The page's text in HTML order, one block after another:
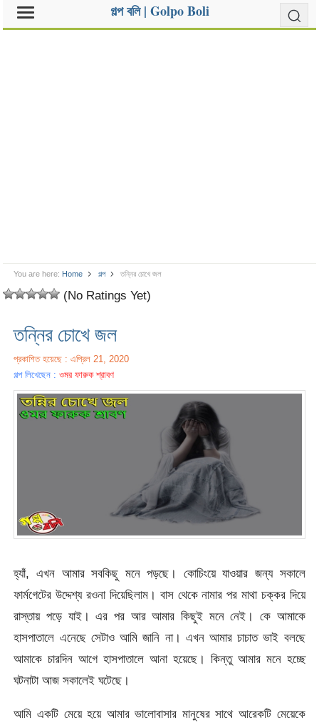
গল্প বলি | Golpo Boli
You are here: Home গল্প তন্নির চোখে জল
(No Ratings Yet)
তন্নির চোখে জল
প্রকাশিত হয়েছে : এপ্রিল 21, 2020
গল্প লিখেছেন :ওমর ফারুক শ্রাবণ
হ্যাঁ, এখন আমার সবকিছু মনে পড়ছে। কোচিংয়ে যাওয়ার জন্য সকালে
ফার্মগেটের উদ্দেশ্য রওনা দিয়েছিলাম। বাস থেকে নামার পর মাথা চক্কর দিয়ে
রাস্তায় পড়ে যাই। এর পর আর আমার কিছুই মনে নেই। কে আমাকে
হাসপাতালে এনেছে সেটাও আমি জানি না। এখন আমার চাচাত ভাই বলছে
আমাকে চারদিন আগে হাসপাতালে আনা হয়েছে। কিন্তু আমার মনে হচ্ছে
ঘটনাটা আজ সকালেই ঘটেছে।
আমি একটি মেয়ে হয়ে আমার ভালোবাসার মানুষের সাথে আরেকটি মেয়েকে